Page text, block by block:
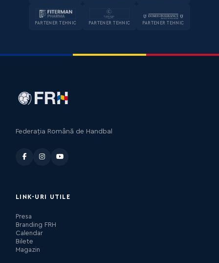
PARTENER TEHNIC PARTENER TEHNIC PARTENER TEHNIC
Federația Română de Handbal
LINK-URI UTILE
Presa
Branding FRH
Calendar
Bilete
Magazin